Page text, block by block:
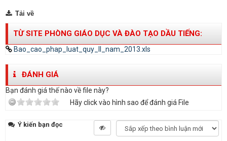
Tải về
TỪ SITE PHÒNG GIÁO DỤC VÀ ĐÀO TẠO DẦU TIẾNG:
Bao_cao_phap_luat_quy_II_nam_2013.xls
ĐÁNH GIÁ
Bạn đánh giá thế nào về file này?
Hãy click vào hình sao để đánh giá File
Ý kiến bạn đọc